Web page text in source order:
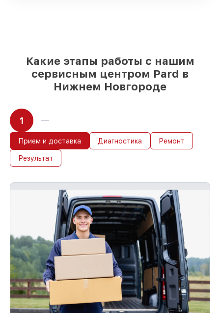
Какие этапы работы с нашим
сервисным центром Pard в
Нижнем Новгороде
1
Прием и доставка Диагностика Ремонт
Результат